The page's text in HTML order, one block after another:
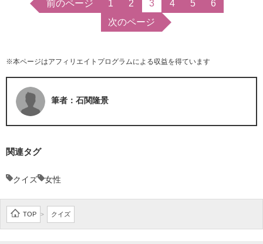
前のページ 1 2 3 4 5
6
次のページ
※本ページはアフィリエイトプログラムによる収益を得ています
筆者：石関隆景
関連タグ
クイズ 女性
TOP > クイズ